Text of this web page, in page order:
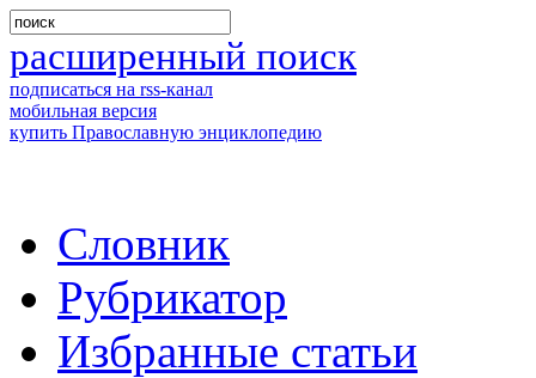
расширенный поиск
подписаться на rss-канал
мобильная версия
купить Православную энциклопедию
Словник
Рубрикатор
Избранные статьи